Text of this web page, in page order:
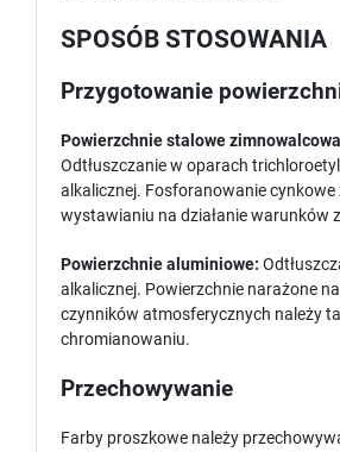
SPOSÓB STOSOWANIA
Przygotowanie
Powierzchnie stalowe
Odtłuszczanie w oparach
alkalicznej. Fosforanowanie cynkowe
wystawianiu na działanie warunków
Powierzchnie aluminiowe:
alkalicznej. Powierzchnie narażone
czynników atmosferycznych należy
chromianowaniu.
Przechowywanie
Farby proszkowe należy